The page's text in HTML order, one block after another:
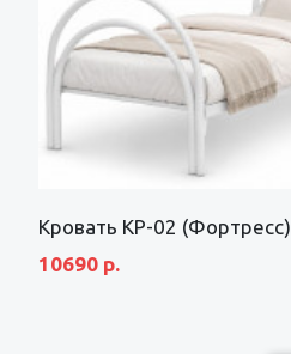
Кровать КР-02 (Фортресс)
10690 р.